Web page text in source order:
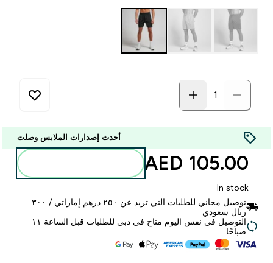
أحدث إصدارات الملابس وصلت
105.00 AED‎
In stock
توصيل مجاني للطلبات التي تزيد عن ٢٥٠ درهم إماراتي / ٣٠٠
ريال سعودي
التوصيل في نفس اليوم متاح في دبي للطلبات قبل الساعة ١١
صباحًا